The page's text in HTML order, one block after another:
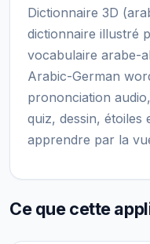
Dictionnaire 3D
dictionnaire illustré
vocabulaire arabe-
Arabic-German
prononciation
quiz, dessin,
apprendre par la
Ce que cette